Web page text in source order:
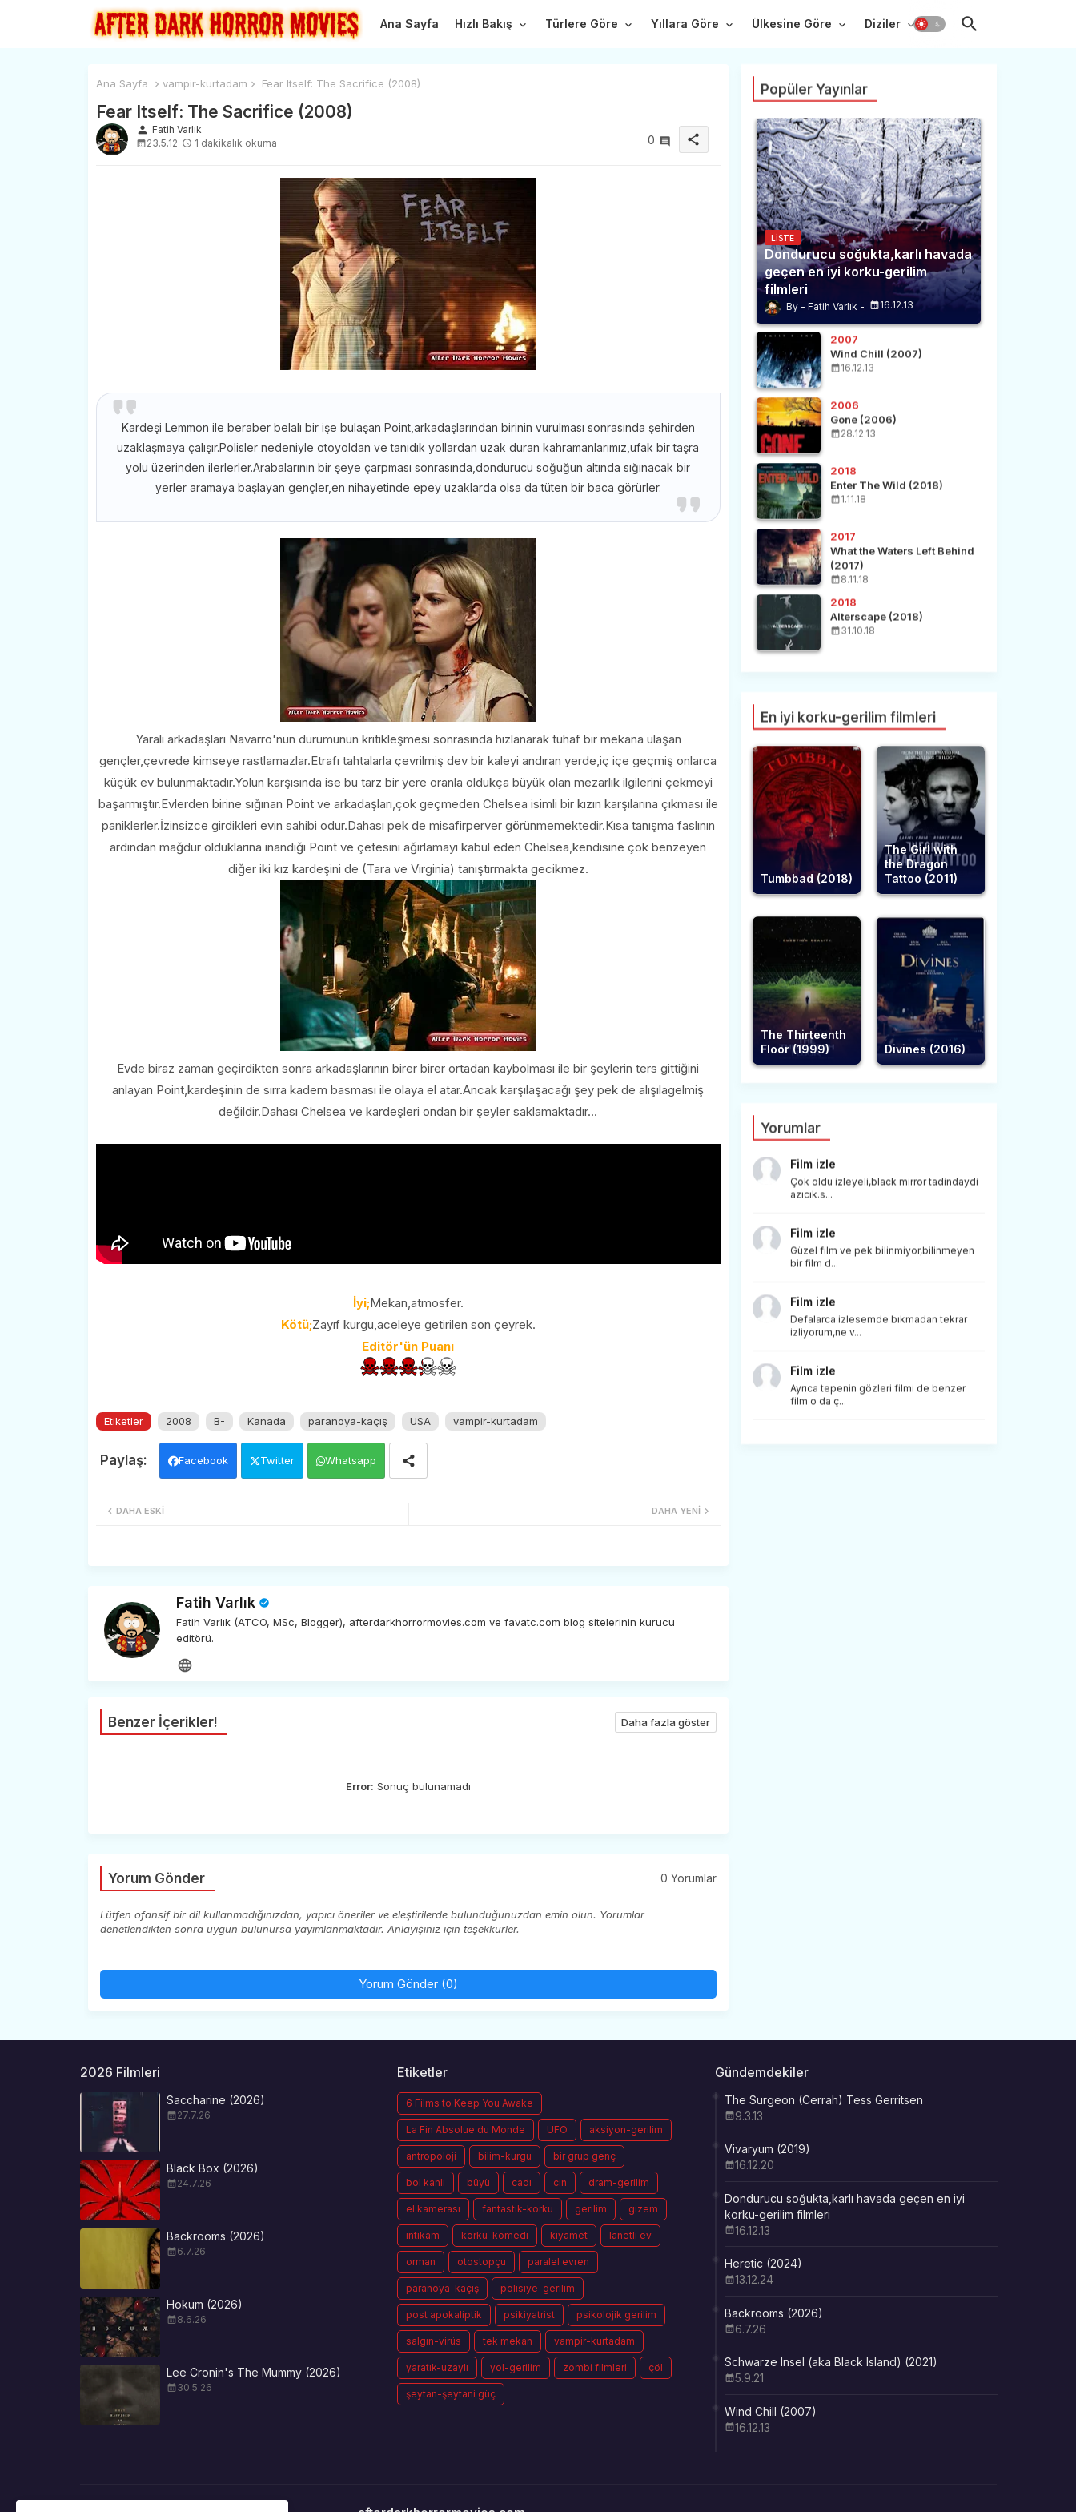
Ana Sayfa Hızlı Bakış Türlere Göre Yıllara Göre Ülkesine Göre Diziler
Ana Sayfa vampir-kurtadam Fear Itself: The Sacrifice (2008)
Fear Itself: The Sacrifice (2008)
person Fatih Varlık
23.5.12
1 dakikalık okuma 0 share
Kardeşi Lemmon ile beraber belalı bir işe bulaşan Point,arkadaşlarından birinin vurulması sonrasında şehirden
uzaklaşmaya çalışır.Polisler nedeniyle otoyoldan ve tanıdık yollardan uzak duran kahramanlarımız,ufak bir taşra
yolu üzerinden ilerlerler.Arabalarının bir şeye çarpması sonrasında,dondurucu soğuğun altında sığınacak bir
yerler aramaya başlayan gençler,en nihayetinde epey uzaklarda olsa da tüten bir baca görürler.
Yaralı arkadaşları Navarro'nun durumunun kritikleşmesi sonrasında hızlanarak tuhaf bir mekana ulaşan
gençler,çevrede kimseye rastlamazlar.Etrafı tahtalarla çevrilmiş dev bir kaleyi andıran yerde,iç içe geçmiş onlarca
küçük ev bulunmaktadır.Yolun karşısında ise bu tarz bir yere oranla oldukça büyük olan mezarlık ilgilerini çekmeyi
başarmıştır.Evlerden birine sığınan Point ve arkadaşları,çok geçmeden Chelsea isimli bir kızın karşılarına çıkması ile
paniklerler.İzinsizce girdikleri evin sahibi odur.Dahası pek de misafirperver görünmemektedir.Kısa tanışma faslının
ardından mağdur olduklarına inandığı Point ve çetesini ağırlamayı kabul eden Chelsea,kendisine çok benzeyen
diğer iki kız kardeşini de (Tara ve Virginia) tanıştırmakta gecikmez.
Evde biraz zaman geçirdikten sonra arkadaşlarının birer birer ortadan kaybolması ile bir şeylerin ters gittiğini
anlayan Point,kardeşinin de sırra kadem basması ile olaya el atar.Ancak karşılaşacağı şey pek de alışılagelmiş
değildir.Dahası Chelsea ve kardeşleri ondan bir şeyler saklamaktadır...
İyi;Mekan,atmosfer.
Kötü;Zayıf kurgu,aceleye getirilen son çeyrek.
Editör'ün Puanı
Etiketler 2008 B- Kanada paranoya-kaçış USA vampir-kurtadam
Facebook Twitter Whatsapp
DAHA YENI
DAHA ESKI
Fatih Varlık
Fatih Varlık (ATCO, MSc, Blogger), afterdarkhorrormovies.com ve favatc.com blog sitelerinin kurucu
editörü.
Benzer İçerikler! Daha fazla göster
Error: Sonuç bulunamadı
Yorum Gönder 0 Yorumlar
Lütfen ofansif bir dil kullanmadığınızdan, yapıcı öneriler ve eleştirilerde bulunduğunuzdan emin olun. Yorumlar
denetlendikten sonra uygun bulunursa yayımlanmaktadır. Anlayışınız için teşekkürler.
Yorum Gönder (0)
Popüler Yayınlar
LISTE
Dondurucu soğukta,karlı havada
geçen en iyi korku-gerilim
filmleri
Fatih Varlık 16.12.13
2007
Wind Chill (2007)
16.12.13
2006
Gone (2006)
28.12.13
2018
Enter The Wild (2018)
1.11.18
2017
What the Waters Left Behind
(2017)
8.11.18
2018
Alterscape (2018)
31.10.18
En iyi korku-gerilim filmleri
Tumbbad (2018)
The Girl with
the Dragon
Tattoo (2011)
The Thirteenth
Floor (1999)
Divines (2016)
Yorumlar
Film izle
Çok oldu izleyeli,black mirror tadindaydi
azıcık.s...
Film izle
Güzel film ve pek bilinmiyor,bilinmeyen
bir film d...
Film izle
Defalarca izlesemde bıkmadan tekrar
izliyorum,ne v...
Film izle
Ayrıca tepenin gözleri filmi de benzer
film o da ç...
2026 Filmleri
Saccharine (2026)
27.7.26
Black Box (2026)
24.7.26
Backrooms (2026)
6.7.26
Hokum (2026)
8.6.26
Lee Cronin's The Mummy (2026)
30.5.26
Etiketler
6 Films to Keep You Awake
La Fin Absolue du Monde UFO aksiyon-gerilim
antropoloji bilim-kurgu bir grup genç
bol kanlı büyü cadı cin dram-gerilim
el kamerası fantastik-korku gerilim gizem
intikam korku-komedi kıyamet lanetli ev
orman otostopçu paralel evren
paranoya-kaçış polisiye-gerilim
post apokaliptik psikiyatrist psikolojik gerilim
salgın-virüs tek mekan vampir-kurtadam
yaratık-uzaylı yol-gerilim zombi filmleri çöl
şeytan-şeytani güç
Gündemdekiler
The Surgeon (Cerrah) Tess Gerritsen
9.3.13
Vivaryum (2019)
16.12.20
Dondurucu soğukta,karlı havada geçen en iyi
korku-gerilim filmleri
16.12.13
Heretic (2024)
13.12.24
Backrooms (2026)
6.7.26
Schwarze Insel (aka Black Island) (2021)
5.9.21
Wind Chill (2007)
16.12.13